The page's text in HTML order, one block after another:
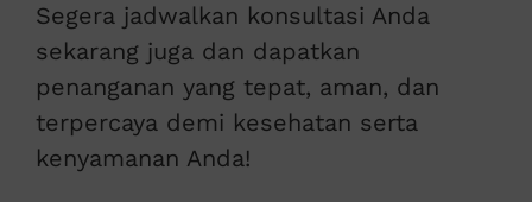
Segera jadwalkan konsultasi Anda
sekarang juga dan dapatkan
penanganan yang tepat, aman, dan
terpercaya demi kesehatan serta
kenyamanan Anda!